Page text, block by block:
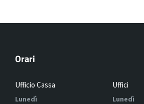
Orari
Ufficio Cassa
Lunedì
Uffici
Lunedì